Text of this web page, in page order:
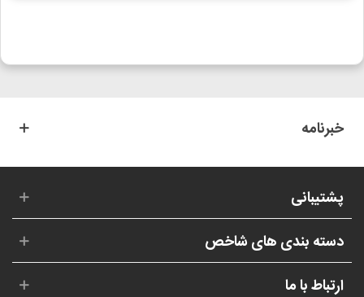
خبرنامه
پشتیبانی
دسته بندی های شاخص
ارتباط با ما